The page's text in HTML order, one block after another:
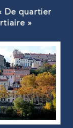
De quartier
»